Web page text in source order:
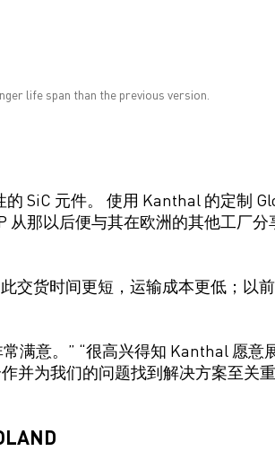
life span than the previous version.
SiC 元件。 使用 Kanthal 的定制
从那以后便与其在欧洲的其他工厂分
交货时间更短，运输成本更低 ； 以
满意。” “很高兴得知 Kanthal 愿意
并为我们的问题找到解决方案至关